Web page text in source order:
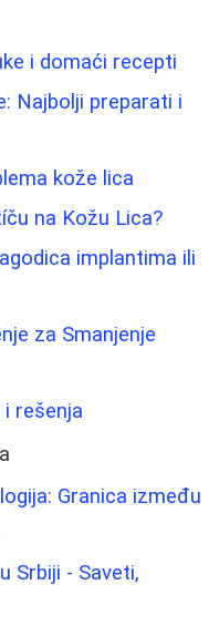
i domaći recepti
Najbolji preparati i
kože lica
na Kožu Lica?
implantima ili
za Smanjenje
rešenja
Granica između
Srbiji - Saveti,